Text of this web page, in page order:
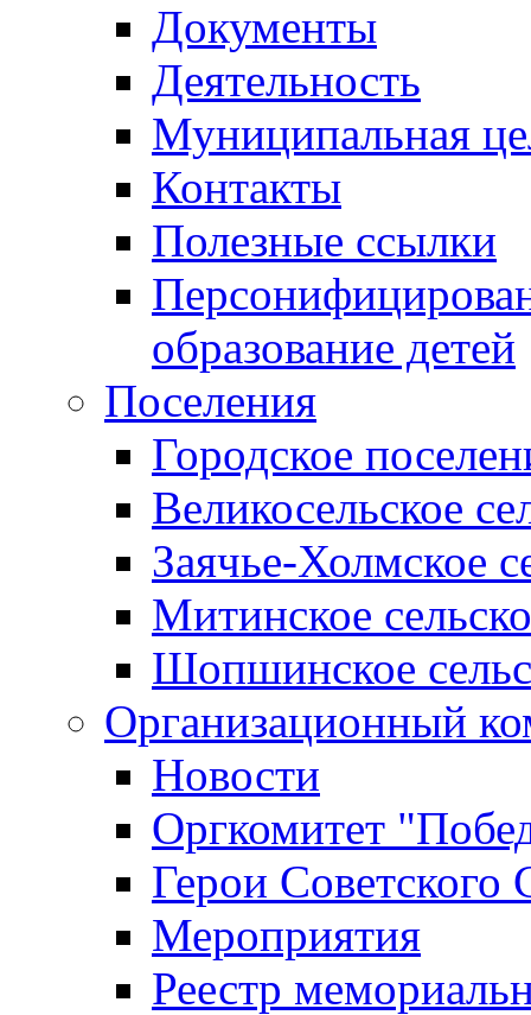
Документы
Деятельность
Муниципальная
Контакты
Полезные ссылки
образование детей
Поселения
Городское
Великосельское
Заячье-Холмское
Митинское
Шопшинское
Организационный
Новости
Оргкомитет
Герои Советского
Мероприятия
Реестр